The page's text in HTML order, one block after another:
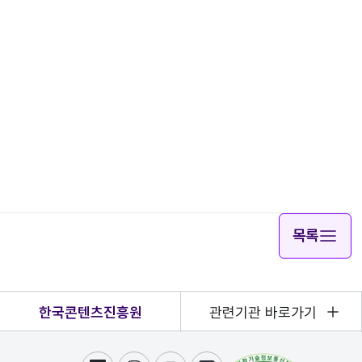
목록
한국콘텐츠진흥원 관련기관 바로가기